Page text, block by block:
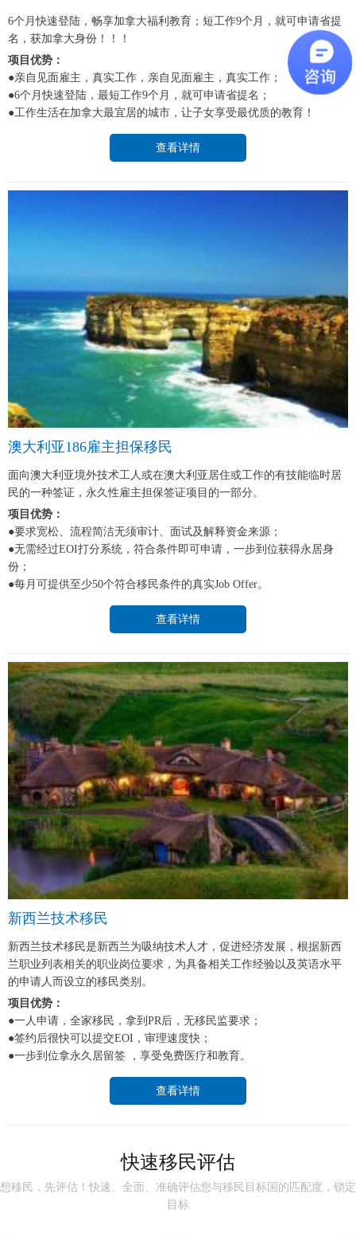
6个月快速登陆，畅享加拿大福利教育；短工作9个月，就可申请省提
名，获加拿大身份！！！
项目优势：
●亲自见面雇主，真实工作，亲自见面雇主，真实工作；
●6个月快速登陆，最短工作9个月，就可申请省提名；
●工作生活在加拿大最宜居的城市，让子女享受最优质的教育！
查看详情
澳大利亚186雇主担保移民
面向澳大利亚境外技术工人或在澳大利亚居住或工作的有技能临时居
民的一种签证，永久性雇主担保签证项目的一部分。
项目优势：
●要求宽松、流程简洁无须审计、面试及解释资金来源；
●无需经过EOI打分系统，符合条件即可申请，一步到位获得永居身
份；
●每月可提供至少50个符合移民条件的真实Job Offer。
查看详情
新西兰技术移民
新西兰技术移民是新西兰为吸纳技术人才，促进经济发展，根据新西
兰职业列表相关的职业岗位要求，为具备相关工作经验以及英语水平
的申请人而设立的移民类别。
项目优势：
●一人申请，全家移民，拿到PR后，无移民监要求；
●签约后很快可以提交EOI，审理速度快；
●一步到位拿永久居留签 ，享受免费医疗和教育。
查看详情
快速移民评估
想移民，先评估！快速、全面、准确评估您与移民目标国的匹配度，锁定
目标